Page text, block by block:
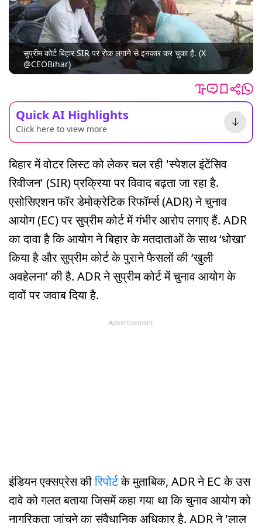
सुप्रीम कोर्ट बिहार SIR पर रोक लगाने से इनकार कर चुका है. (X
@CEOBihar)
Quick AI Highlights
Click here to view more
बिहार में वोटर लिस्ट को लेकर चल रही 'स्पेशल इंटेंसिव
रिवीजन' (SIR) प्रक्रिया पर विवाद बढ़ता जा रहा है.
एसोसिएशन फॉर डेमोक्रेटिक रिफॉर्म्स (ADR) ने चुनाव
आयोग (EC) पर सुप्रीम कोर्ट में गंभीर आरोप लगाए हैं. ADR
का दावा है कि आयोग ने बिहार के मतदाताओं के साथ ‘धोखा’
किया है और सुप्रीम कोर्ट के पुराने फैसलों की ‘खुली
अवहेलना’ की है. ADR ने सुप्रीम कोर्ट में चुनाव आयोग के
दावों पर जवाब दिया है.
Advertisement
इंडियन एक्सप्रेस कीरिपोर्टके मुताबिक, ADR ने EC के उस
दावे को गलत बताया जिसमें कहा गया था कि चुनाव आयोग को
नागरिकता जांचने का संवैधानिक अधिकार है. ADR ने 'लाल